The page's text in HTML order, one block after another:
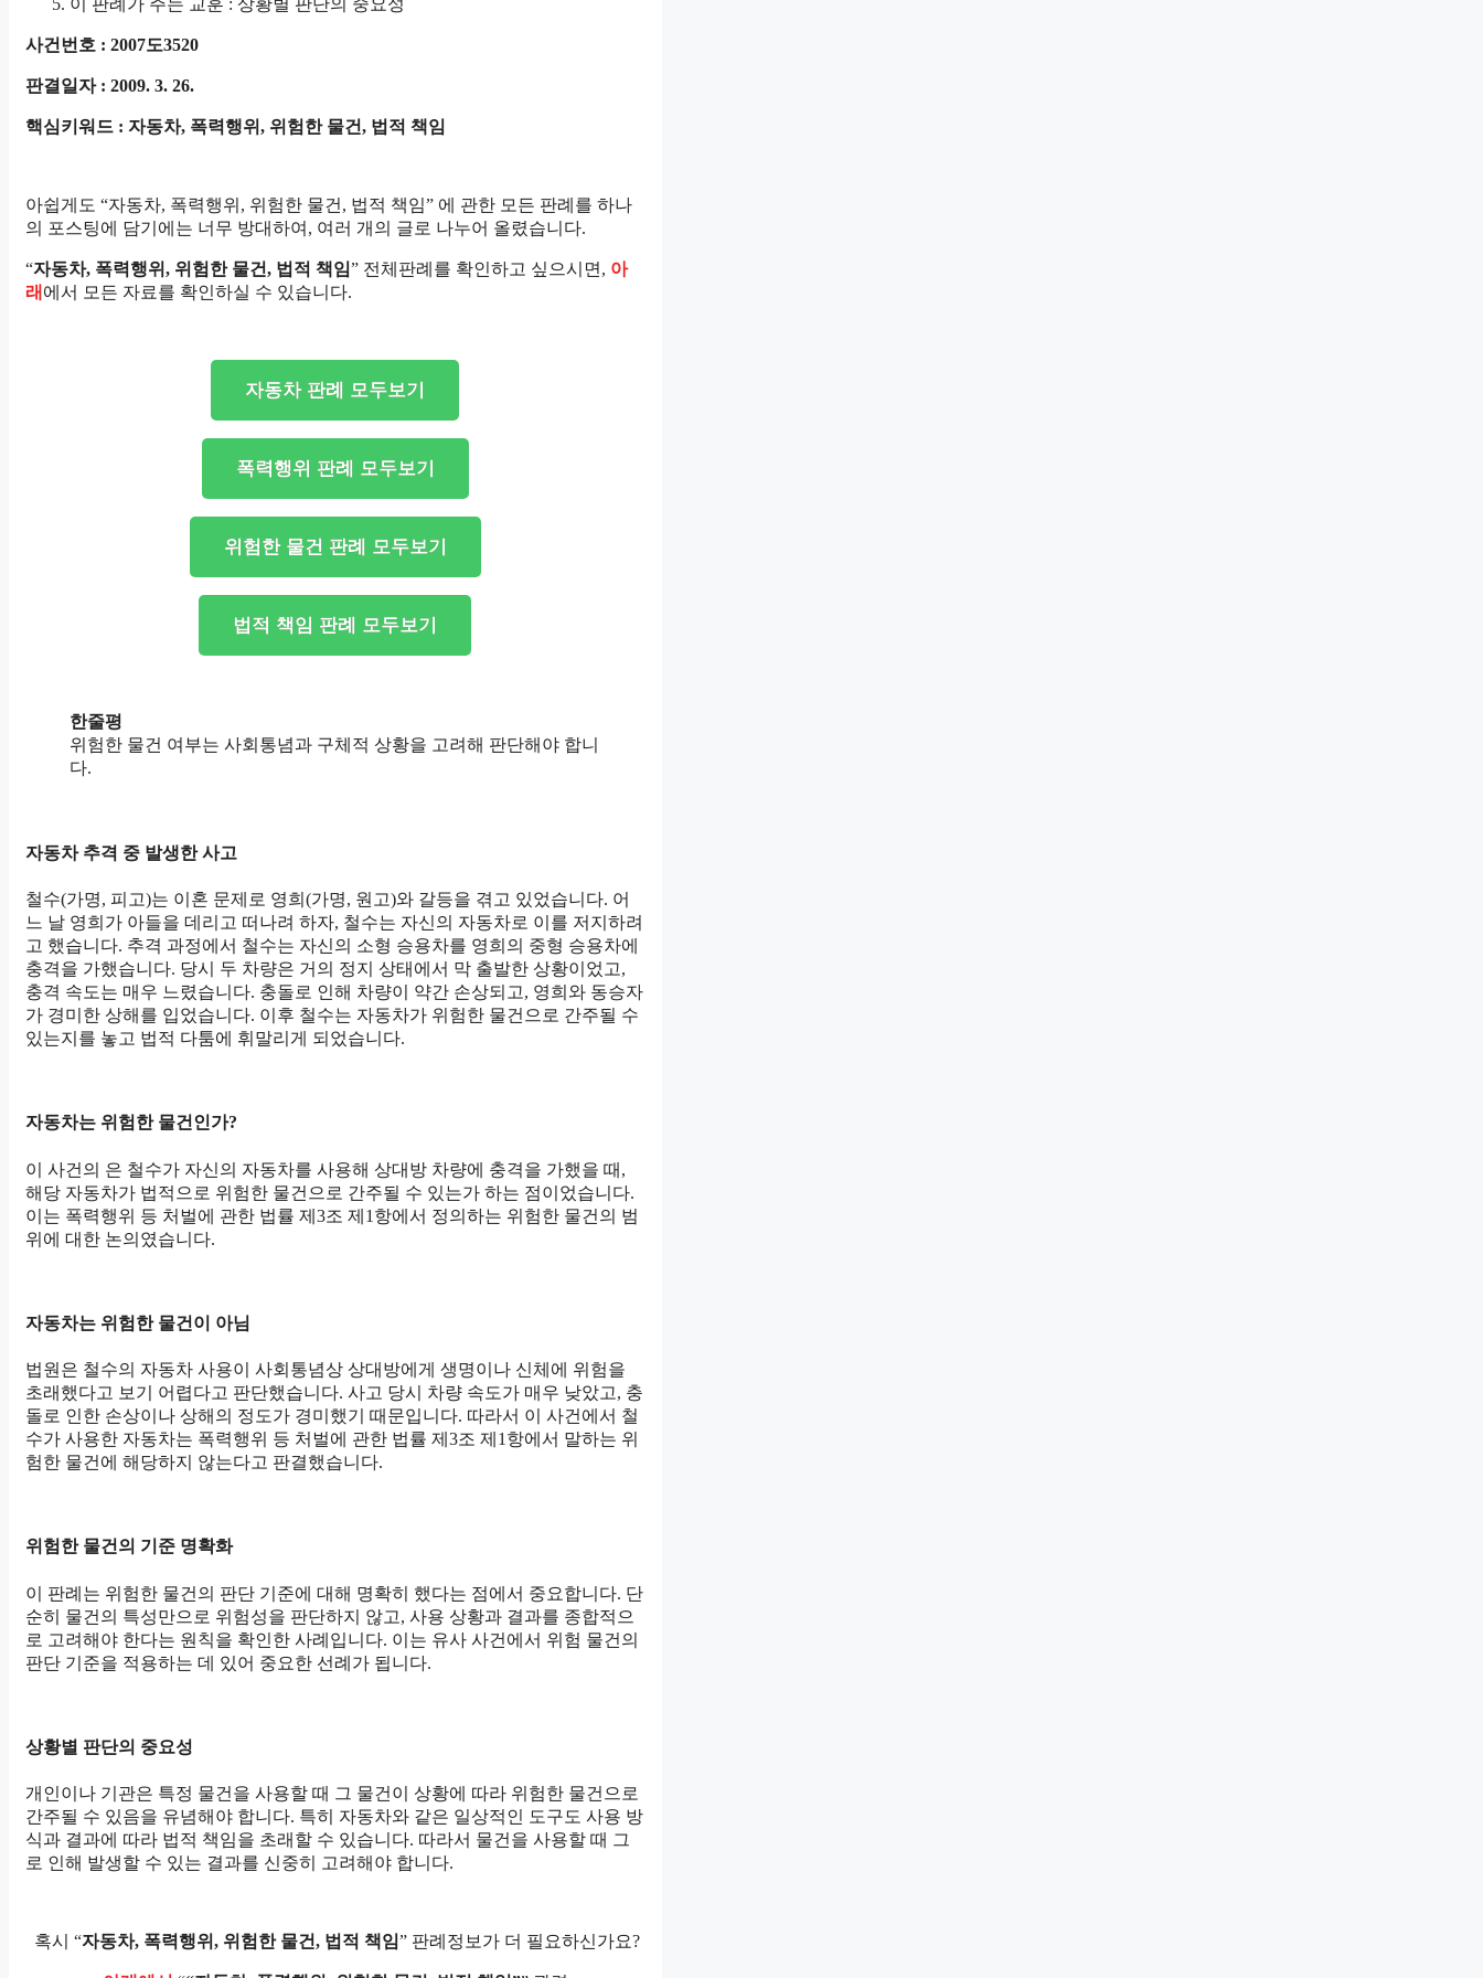
이 판례가 주는 교훈 : 상황별 판단의 중요성
사건번호 : 2007도3520
판결일자 : 2009. 3. 26.
핵심키워드 : 자동차, 폭력행위, 위험한 물건, 법적 책임
아쉽게도 “자동차, 폭력행위, 위험한 물건, 법적 책임” 에 관한 모든 판례를 하나
의 포스팅에 담기에는 너무 방대하여, 여러 개의 글로 나누어 올렸습니다.
“자동차, 폭력행위, 위험한 물건, 법적 책임” 전체판례를 확인하고 싶으시면, 아
래 에서 모든 자료를 확인하실 수 있습니다.
자동차 판례 모두보기
폭력행위 판례 모두보기
위험한 물건 판례 모두보기
법적 책임 판례 모두보기
한줄평
위험한 물건 여부는 사회통념과 구체적 상황을 고려해 판단해야 합니
다.
자동차 추격 중 발생한 사고
철수(가명, 피고)는 이혼 문제로 영희(가명, 원고)와 갈등을 겪고 있었습니다. 어
느 날 영희가 아들을 데리고 떠나려 하자, 철수는 자신의 자동차로 이를 저지하려
고 했습니다. 추격 과정에서 철수는 자신의 소형 승용차를 영희의 중형 승용차에
충격을 가했습니다. 당시 두 차량은 거의 정지 상태에서 막 출발한 상황이었고,
충격 속도는 매우 느렸습니다. 충돌로 인해 차량이 약간 손상되고, 영희와 동승자
가 경미한 상해를 입었습니다. 이후 철수는 자동차가 위험한 물건으로 간주될 수
있는지를 놓고 법적 다툼에 휘말리게 되었습니다.
자동차는 위험한 물건인가?
이 사건의 은 철수가 자신의 자동차를 사용해 상대방 차량에 충격을 가했을 때,
해당 자동차가 법적으로 위험한 물건으로 간주될 수 있는가 하는 점이었습니다.
이는 폭력행위 등 처벌에 관한 법률 제3조 제1항에서 정의하는 위험한 물건의 범
위에 대한 논의였습니다.
자동차는 위험한 물건이 아님
법원은 철수의 자동차 사용이 사회통념상 상대방에게 생명이나 신체에 위험을
초래했다고 보기 어렵다고 판단했습니다. 사고 당시 차량 속도가 매우 낮았고, 충
돌로 인한 손상이나 상해의 정도가 경미했기 때문입니다. 따라서 이 사건에서 철
수가 사용한 자동차는 폭력행위 등 처벌에 관한 법률 제3조 제1항에서 말하는 위
험한 물건에 해당하지 않는다고 판결했습니다.
위험한 물건의 기준 명확화
이 판례는 위험한 물건의 판단 기준에 대해 명확히 했다는 점에서 중요합니다. 단
순히 물건의 특성만으로 위험성을 판단하지 않고, 사용 상황과 결과를 종합적으
로 고려해야 한다는 원칙을 확인한 사례입니다. 이는 유사 사건에서 위험 물건의
판단 기준을 적용하는 데 있어 중요한 선례가 됩니다.
상황별 판단의 중요성
개인이나 기관은 특정 물건을 사용할 때 그 물건이 상황에 따라 위험한 물건으로
간주될 수 있음을 유념해야 합니다. 특히 자동차와 같은 일상적인 도구도 사용 방
식과 결과에 따라 법적 책임을 초래할 수 있습니다. 따라서 물건을 사용할 때 그
로 인해 발생할 수 있는 결과를 신중히 고려해야 합니다.
혹시 “자동차, 폭력행위, 위험한 물건, 법적 책임” 판례정보가 더 필요하신가요?